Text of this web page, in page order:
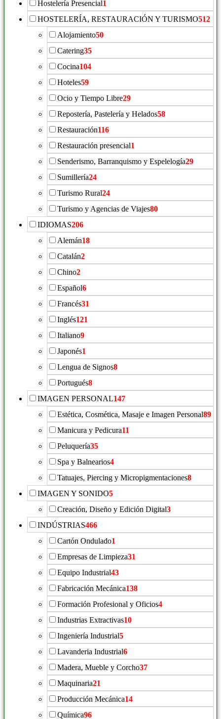
Hostelería Presencial1
HOSTELERÍA, RESTAURACIÓN Y TURISMO512
Alojamiento50
Catering35
Cocina104
Hoteles59
Ocio y Tiempo Libre29
Repostería, Pastelería y Helados58
Restauración116
Restauración presencial1
Senderismo, Barranquismo y Espelelogía29
Sumillería24
Turismo Rural24
Turismo y Agencias de Viajes80
IDIOMAS206
Alemán18
Catalán2
Chino2
Español6
Francés31
Inglés121
Italiano9
Japonés1
Lengua de Signos8
Portugués8
IMAGEN PERSONAL147
Estética, Cosmética, Masaje e Imagen Personal89
Manicura y Pedicura11
Peluquería35
Spa y Balnearios4
Tatuajes, Piercing y Micropigmentaciones8
IMAGEN Y SONIDO5
Creación, Diseño y Edición Digital3
INDÚSTRIAS466
Cartón Ondulado1
Empresas de Limpieza31
Equipo Industrial43
Fabricación Mecánica138
Formación Profesional y Oficios4
Industrias Extractivas10
Ingeniería Industrial5
Lavanderia Industrial6
Madera, Mueble y Corcho37
Maquinaria21
Producción Mecánica14
Química96